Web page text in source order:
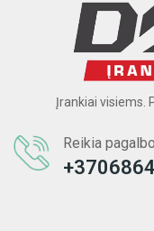
Įrankiai visiems.
Reikia